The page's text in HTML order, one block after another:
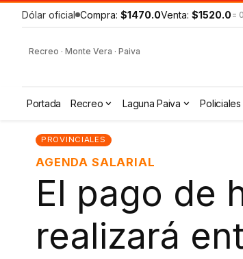
Dólar oficial Compra: $1470.0Venta: $1520.0 =
Recreo · Monte Vera · Paiva
Portada Recreo Laguna Paiva Policiales
PROVINCIALES
AGENDA SALARIAL
El pago de
realizará